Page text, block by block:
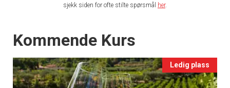
sjekk siden for ofte stilte spørsmål her.
Events
Kommende Kurs
Ledig plass